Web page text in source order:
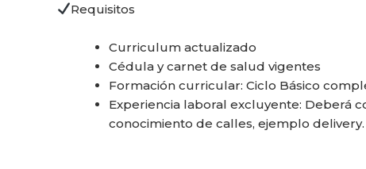
Requisitos
Curriculum actualizado
Cédula y carnet de salud vigentes
Formación curricular: Ciclo Básico
Experiencia laboral excluyente: Deberá
conocimiento de calles, ejemplo delivery.